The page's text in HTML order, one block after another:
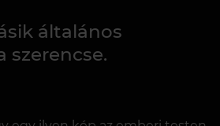
általános
szerencse.